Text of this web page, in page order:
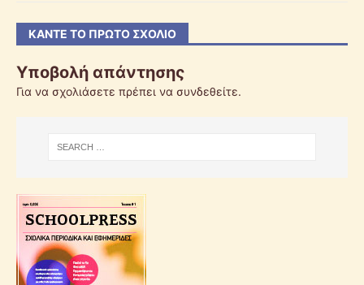
ΚΆΝΤΕ ΤΟ ΠΡΏΤΟ ΣΧΌΛΙΟ
Υποβολή απάντησης
Για να σχολιάσετε πρέπει να συνδεθείτε.